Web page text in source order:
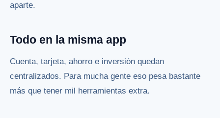
aparte.
Todo en la misma app
Cuenta, tarjeta, ahorro e inversión quedan
centralizados. Para mucha gente eso pesa bastante
más que tener mil herramientas extra.